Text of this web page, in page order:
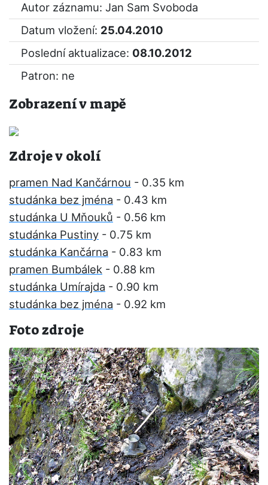
Autor záznamu: Jan Sam Svoboda
Datum vložení: 25.04.2010
Poslední aktualizace: 08.10.2012
Patron: ne
Zobrazení v mapě
Zdroje v okolí
pramen Nad Kančárnou - 0.35 km
studánka bez jména - 0.43 km
studánka U Mňouků - 0.56 km
studánka Pustiny - 0.75 km
studánka Kančárna - 0.83 km
pramen Bumbálek - 0.88 km
studánka Umírajda - 0.90 km
studánka bez jména - 0.92 km
Foto zdroje